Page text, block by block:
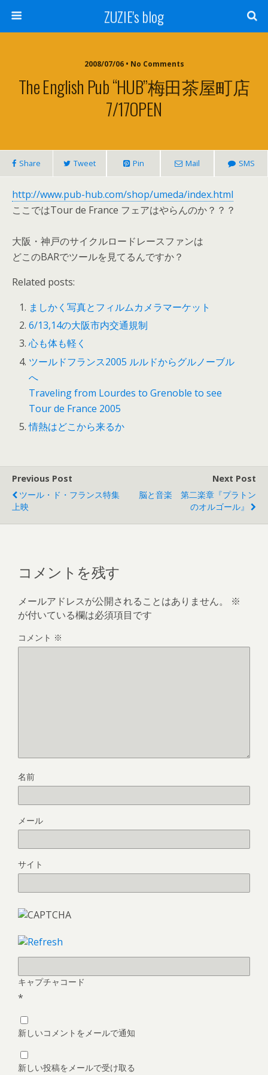
ZUZIE's blog
2008/07/06 • No Comments
The English Pub “HUB”梅田茶屋町店
7/17OPEN
Share Tweet Pin Mail SMS
http://www.pub-hub.com/shop/umeda/index.html
ここではTour de France フェアはやらんのか？？？
大阪・神戸のサイクルロードレースファンは
どこのBARでツールを見てるんですか？
Related posts:
ましかく写真とフィルムカメラマーケット
6/13,14の大阪市内交通規制
心も体も軽く
ツールドフランス2005 ルルドからグルノーブル
へ
Traveling from Lourdes to Grenoble to see
Tour de France 2005
情熱はどこから来るか
Previous Post
ツール・ド・フランス特集
上映
Next Post
脳と音楽 第二楽章『プラトン
のオルゴール』
コメントを残す
メールアドレスが公開されることはありません。
※
が付いている欄は必須項目です
コメント ※
名前
メール
サイト
キャプチャコード
*
新しいコメントをメールで通知
新しい投稿をメールで受け取る